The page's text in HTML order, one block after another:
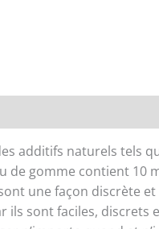
additifs naturels tels
de gomme contient 10
une façon discrète
ils sont faciles,